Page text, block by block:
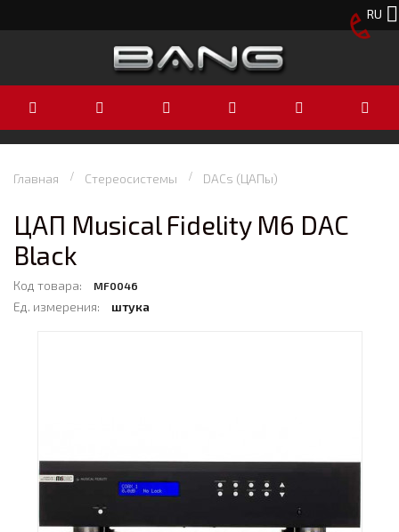
RU
Главная Стереосистемы DACs (ЦАПы)
ЦАП Musical Fidelity M6 DAC
Black
Код товара: MF0046
Ед. измерения: штука